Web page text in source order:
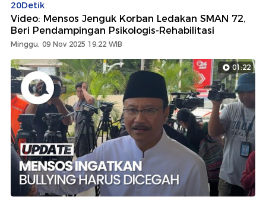
20Detik
Video: Mensos Jenguk Korban Ledakan SMAN 72,
Beri Pendampingan Psikologis-Rehabilitasi
Minggu, 09 Nov 2025 19:22 WIB
01:22